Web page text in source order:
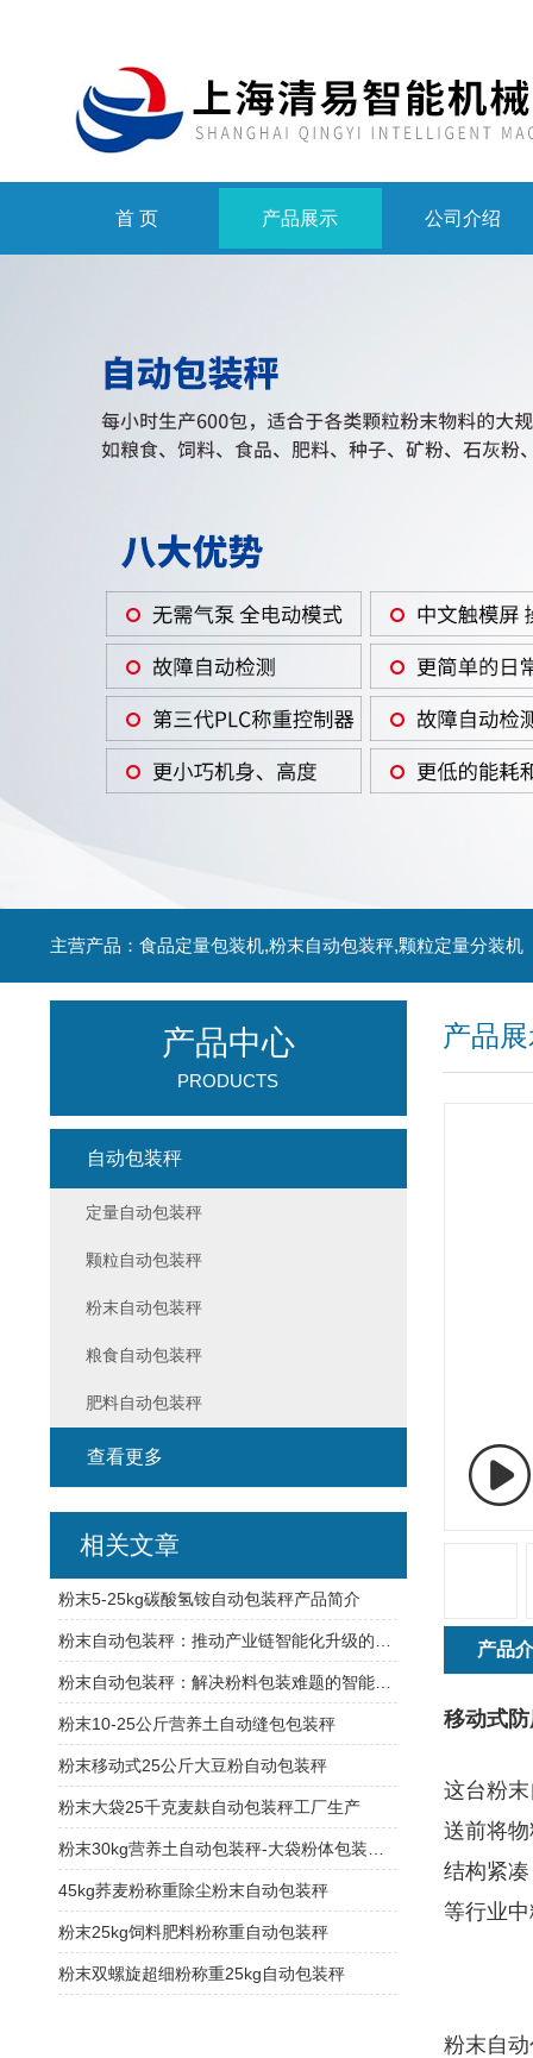
首 页 产品展示 公司介绍
主营产品：食品定量包装机,粉末自动包装秤,颗粒定量分装机
产品
产品
移动式
这台粉
送前将
结构紧
等行业
粉末自
产品中心
PRODUCTS
自动包装秤
定量自动包装秤
颗粒自动包装秤
粉末自动包装秤
粮食自动包装秤
肥料自动包装秤
查看更多
相关文章
粉末5-25kg碳酸氢铵自动包装秤产品简介
粉末10-25公斤营养土自动缝包包装秤
粉末移动式25公斤大豆粉自动包装秤
粉末大袋25千克麦麸自动包装秤工厂生产
45kg荞麦粉称重除尘粉末自动包装秤
粉末25kg饲料肥料粉称重自动包装秤
粉末双螺旋超细粉称重25kg自动包装秤